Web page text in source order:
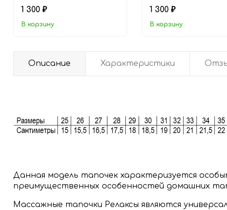
1 300 ₽
В корзину
1 300 ₽
В корзину
Описание Характеристики
Данная модель тапочек характеризуется
преимущественных особенностей домашних
Массажные тапочки Релаксы являются